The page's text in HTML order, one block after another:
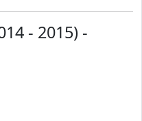
- 2015) -